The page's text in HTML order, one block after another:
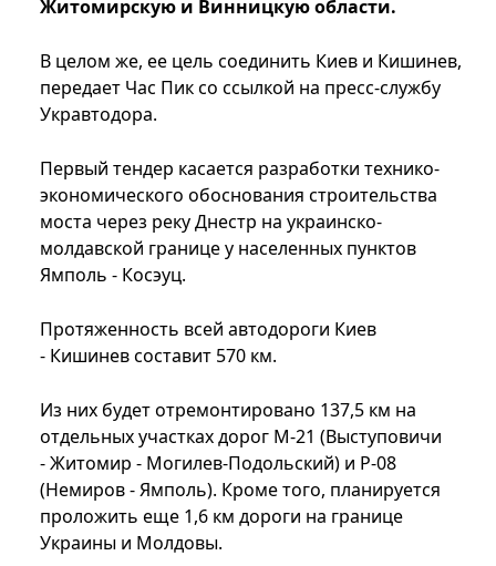
Житомирскую и Винницкую области.
В целом же, ее цель соединить Киев и Кишинев,
передает Час Пик со ссылкой на пресс-службу
Укравтодора.
Первый тендер касается разработки технико-
экономического обоснования строительства
моста через реку Днестр на украинско-
молдавской границе у населенных пунктов
Ямполь - Косэуц.
Протяженность всей автодороги Киев
- Кишинев составит 570 км.
Из них будет отремонтировано 137,5 км на
отдельных участках дорог М-21 (Выступовичи
- Житомир - Могилев-Подольский) и Р-08
(Немиров - Ямполь). Кроме того, планируется
проложить еще 1,6 км дороги на границе
Украины и Молдовы.